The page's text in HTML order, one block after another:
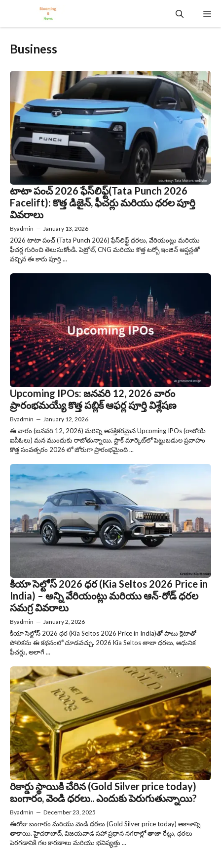
content
Business
టాటా పంచ్ 2026 ఫేస్‌లిఫ్ట్(Tata Punch 2026
Facelift): కొత్త డిజైన్, ఫీచర్లు మరియు ధరల పూర్తి
వివరాలు
Byadmin — January 13, 2026
2026 టాటా పంచ్ (Tata Punch 2026) ఫేస్‌లిఫ్ట్ ధరలు, వేరియంట్లు మరియు
ఫీచర్ల గురించి తెలుసుకోండి. పెట్రోల్, CNG మరియు కొత్త టర్బో ఇంజిన్ ఆప్షన్లతో
వచ్చిన ఈ కారు పూర్తి ...
Upcoming IPOs: జనవరి 12, 2026 వారం
ప్రారంభమయ్యే కొత్త పబ్లిక్ ఆఫర్ల పూర్తి విశ్లేషణ
Byadmin — January 12, 2026
ఈ వారం (జనవరి 12, 2026) మరిన్ని ఆసక్తికరమైన Upcoming IPOs (రాబోయే
ఐపీఓలు) మన ముందుకు రాబోతున్నాయి. స్టాక్ మార్కెట్‌లో పెట్టుబడుల ప్రవాహం
కొత్త సంవత్సరం 2026 లో జోరుగా ప్రారంభమైంది ...
కియా సెల్టోస్ 2026 ధర (Kia Seltos 2026 Price in
India) – అన్ని వేరియంట్లు మరియు ఆన్-రోడ్ ధరల
సమగ్ర వివరాలు
Byadmin — January 2, 2026
కియా సెల్టోస్ 2026 ధర (Kia Seltos 2026 Price in India)తో పాటు క్రెటాతో
పోలికను ఈ కథనంలో చూడవచ్చు. 2026 Kia Seltos తాజా ధరలు, ఆధునిక
ఫీచర్లు, అలాగే ...
రికార్డు స్థాయికి చేరిన (Gold Silver price today)
బంగారం, వెండి ధరలు.. ఎందుకు పెరుగుతున్నాయి?
Byadmin — December 23, 2025
ఈరోజు బంగారం మరియు వెండి ధరలు (Gold Silver price today) ఆకాశాన్ని
తాకాయి. హైదరాబాద్, విజయవాడ సహా ప్రధాన నగరాల్లో తాజా రేట్లు, ధరలు
పెరగడానికి గల కారణాలు మరియు భవిష్యత్తు ...